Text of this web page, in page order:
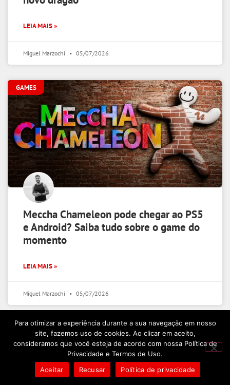
LEIA MAIS »
Miguel Marzochi 05/07/2026
GAMES
Meccha Chameleon pode chegar ao PS5
e Android? Saiba tudo sobre o game do
momento
LEIA MAIS »
Miguel Marzochi 05/07/2026
NOTÍCIAS
Para otimizar a experiência durante a sua navegação em nosso
site, fazemos uso de cookies. Ao clicar em aceito,
consideramos que você esteja de acordo com nossa Política de
Privacidade e Termos de Uso.
Aceitar
Recusar Política de privacidade